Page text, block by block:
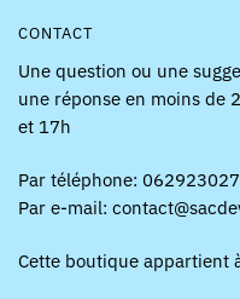
CONTACT
Une question ou une
une réponse en moins de
et 17h
Par téléphone:
Par e-mail:
Cette boutique appartient